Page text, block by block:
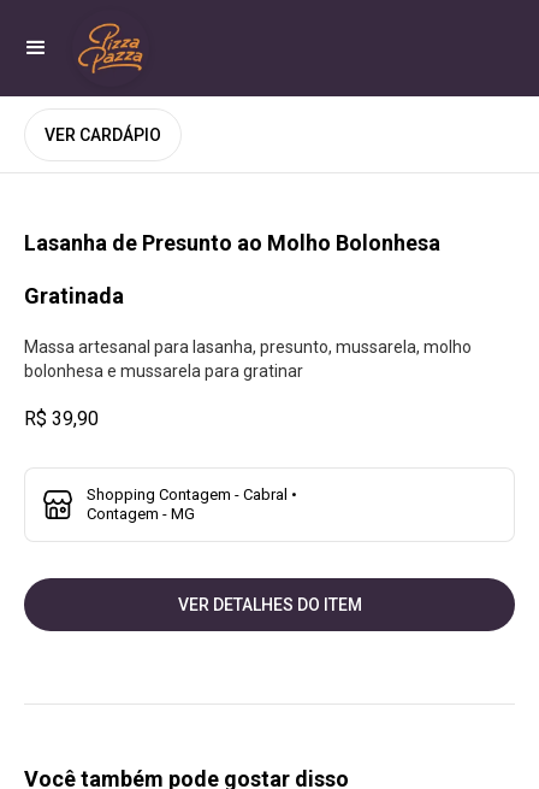
VER CARDÁPIO
Lasanha de Presunto ao Molho Bolonhesa
Gratinada
Massa artesanal para lasanha, presunto, mussarela, molho
bolonhesa e mussarela para gratinar
R$ 39,90
Shopping Contagem - Cabral •
Contagem - MG
VER DETALHES DO ITEM
Você também pode gostar disso